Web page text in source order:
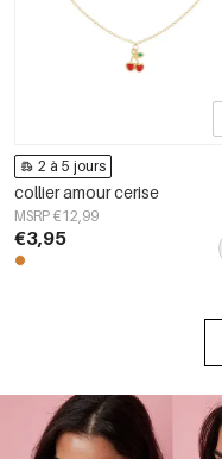
2 à 5 jours
collier amour cerise
MSRP €12,99
€3,95